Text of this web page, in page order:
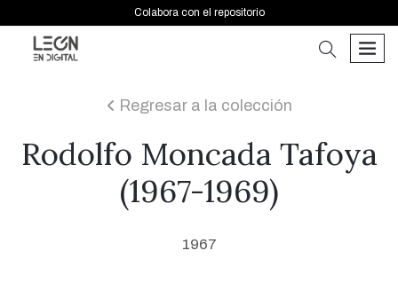
Colabora con el repositorio
buscar
icon
Regresar a la colección
Rodolfo Moncada Tafoya
(1967-1969)
1967